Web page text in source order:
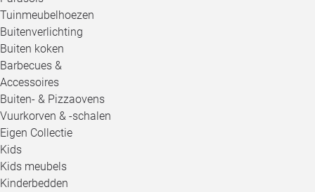
Tuinmeubelhoezen
Buitenverlichting
Buiten koken
Barbecues &
Accessoires
Buiten- & Pizzaovens
Vuurkorven & -schalen
Eigen Collectie
Kids
Kids meubels
Kinderbedden